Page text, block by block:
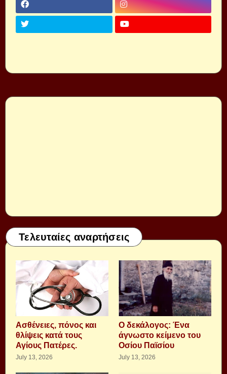
Τελευταίες αναρτήσεις
Aσθένειες, πόνος και
θλίψεις κατά τους
Αγίους Πατέρες.
July 13, 2026
Ο δεκάλογος: Ένα
άγνωστο κείμενο του
Οσίου Παϊσίου
July 13, 2026